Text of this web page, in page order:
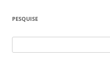
PESQUISE
por: